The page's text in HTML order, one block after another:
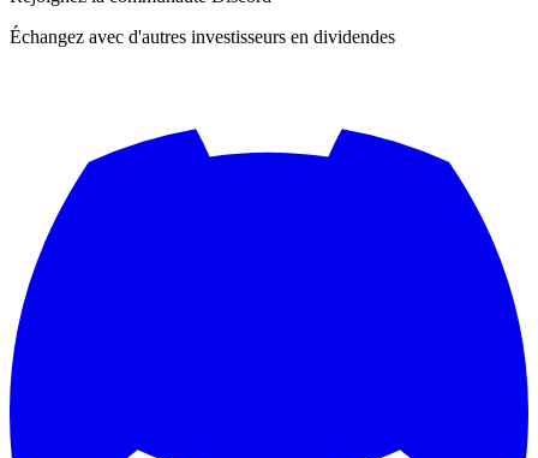
Échangez avec d'autres investisseurs en dividendes